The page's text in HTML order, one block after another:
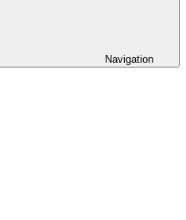
Navigation